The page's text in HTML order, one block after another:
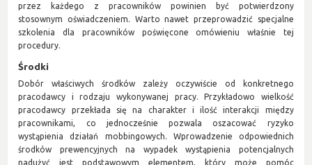
przez każdego z pracowników powinien być potwierdzony
stosownym oświadczeniem. Warto nawet przeprowadzić specjalne
szkolenia dla pracowników poświęcone omówieniu właśnie tej
procedury.
Środki
Dobór właściwych środków zależy oczywiście od konkretnego
pracodawcy i rodzaju wykonywanej pracy. Przykładowo wielkość
pracodawcy przekłada się na charakter i ilość interakcji między
pracownikami, co jednocześnie pozwala oszacować ryzyko
wystąpienia działań mobbingowych. Wprowadzenie odpowiednich
środków prewencyjnych na wypadek wystąpienia potencjalnych
nadużyć jest podstawowym elementem, który może pomóc